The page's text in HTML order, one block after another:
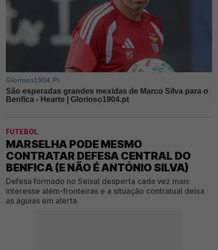
FUTEBOL
MARSELHA PODE MESMO
CONTRATAR DEFESA CENTRAL DO
BENFICA (E NÃO É ANTÓNIO SILVA)
Defesa formado no Seixal desperta cada vez mais
interesse além-fronteiras e a situação contratual deixa
as águias em alerta